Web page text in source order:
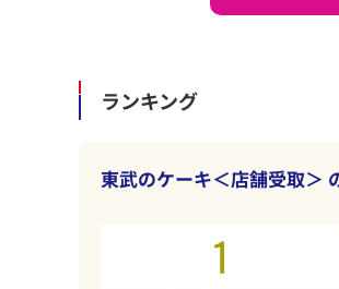
ランキング
東武のケーキ＜店舗受取＞